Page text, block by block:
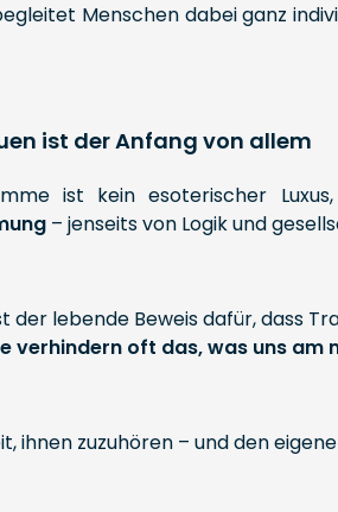
Menschen dabei ganz
ist der Anfang von allem
ist kein esoterischer
– jenseits von Logik und
der lebende Beweis dafür, dass
verhindern oft das, was uns am
ihnen zuzuhören – und den